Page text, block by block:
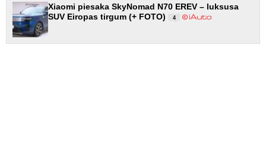
Xiaomi piesaka SkyNomad N70 EREV – luksusa
SUV Eiropas tirgum (+ FOTO)
4